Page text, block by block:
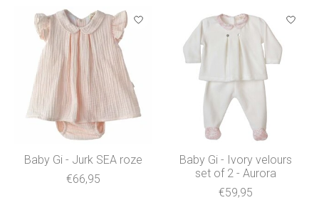
Baby Gi - Jurk SEA roze
€66,95
Baby Gi - Ivory velours
set of 2 - Aurora
€59,95